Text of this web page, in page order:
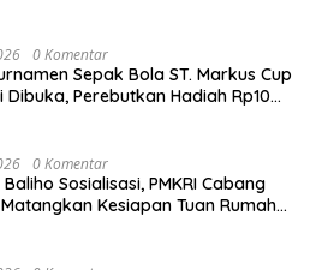
0 Komentar
Sepak Bola ST. Markus Cup
Dibuka, Perebutkan Hadiah Rp10
0 Komentar
Sosialisasi, PMKRI Cabang
Kesiapan Tuan Rumah